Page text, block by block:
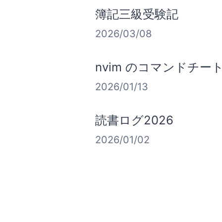
簿記三級受験記
2026/03/08
nvim のコマンドチー
2026/01/13
読書ログ2026
2026/01/02